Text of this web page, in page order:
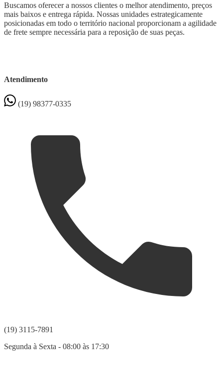
Buscamos oferecer a nossos clientes o melhor atendimento, preços
mais baixos e entrega rápida. Nossas unidades estrategicamente
posicionadas em todo o território nacional proporcionam a agilidade
de frete sempre necessária para a reposição de suas peças.
Atendimento
(19) 98377-0335
(19) 3115-7891
Segunda à Sexta - 08:00 às 17:30